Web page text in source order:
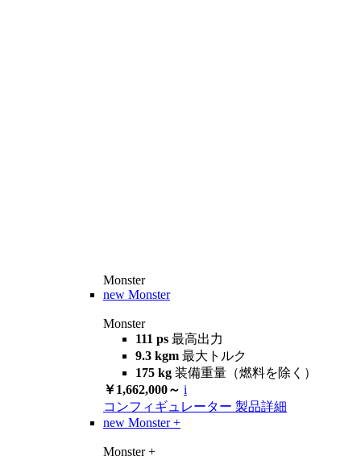
Monster
new Monster
Monster
111 ps 最高出力
9.3 kgm 最大トルク
175 kg 装備重量（燃料を除く）
￥1,662,000～ i
コンフィギュレーター 製品詳細
new Monster +
Monster +